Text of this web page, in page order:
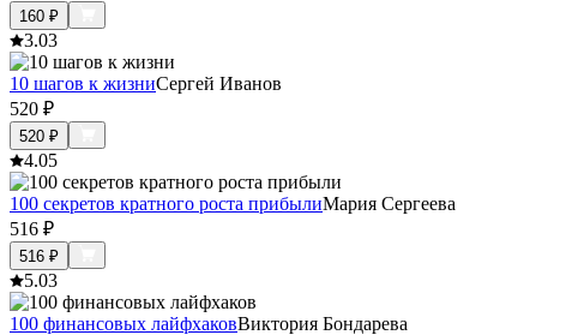
160 ₽
3.03
10 шагов к жизниСергей Иванов
520 ₽
520 ₽
4.05
100 секретов кратного роста прибылиМария Сергеева
516 ₽
516 ₽
5.03
100 финансовых лайфхаковВиктория Бондарева